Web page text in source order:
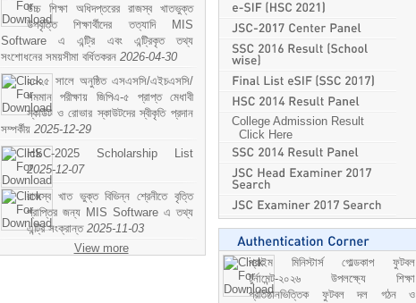
উচ্চ শিক্ষা অধিদপ্তরের রাজস্ব খাতভুক্ত
উপবৃত্তি শিক্ষার্থীদের তত্যাদি MIS
Software এ এন্ট্রি এবং এন্ট্রিকৃত তথ্য
সংশোধনের সময়সীমা বর্ধিতকরন 2026-04-30
২০২৫ সালে অনুষ্ঠিত এসএসসি/এইচএসসি/
সমমান পরীক্ষায় জিপিএ-৫ প্রাপ্ত মেধাবী
স্কাউট ও রোভার স্কাউটদের স্বীকৃতি প্রদান
সম্পর্কীয় 2025-12-29
HSC-2025 Scholarship List
2025-12-07
রাজস্ব খাত ভুক্ত বিভিন্ন শ্রেনীতে বৃত্তি
প্রাপ্তির জন্য MIS Software এ তথ্য
এন্ট্রি সংক্রান্ত 2025-11-03
View more
College Admission Result
Click Here
প্রাইম মিনিস্টার্স গোল্ডকাপ ফুটবল
টুর্নামেন্ট-২০২৬ উপলক্ষ্যে শিক্ষা
প্রতিষ্ঠানভিত্তিক ফুটবল দল গঠন ও